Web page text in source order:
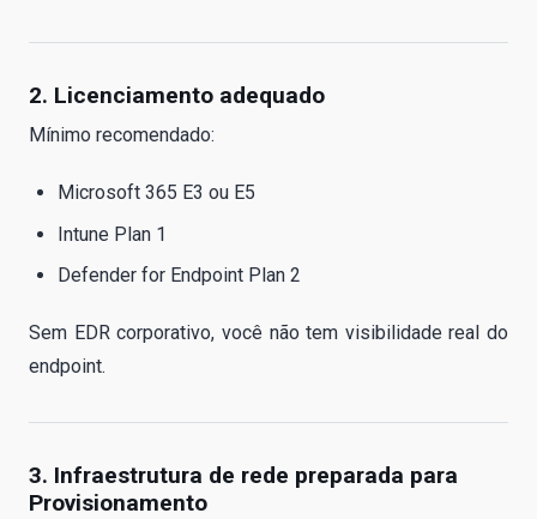
2. Licenciamento adequado
Mínimo recomendado:
Microsoft 365 E3 ou E5
Intune Plan 1
Defender for Endpoint Plan 2
Sem EDR corporativo, você não tem visibilidade real do
endpoint.
3. Infraestrutura de rede preparada para
Provisionamento